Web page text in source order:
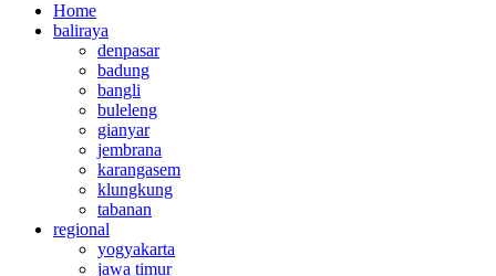
Home
baliraya
denpasar
badung
bangli
buleleng
gianyar
jembrana
karangasem
klungkung
tabanan
regional
yogyakarta
jawa timur